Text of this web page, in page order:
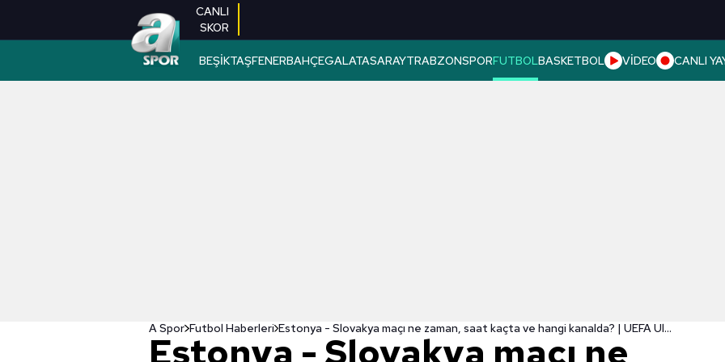
CANLI
SKOR
BEŞİKTAŞFENERBAHÇEGALATASARAYTRABZONSPORFUTBOLBASKETBOL VİDEO CANLI
A Spor Futbol Haberleri Estonya - Slovakya maçı ne zaman, saat kaçta ve hangi kanalda? | UEFA Uluslar Ligi
Estonya - Slovakya maçı ne